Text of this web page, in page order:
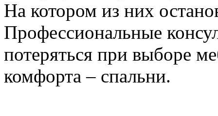
На котором из них
Профессиональные
потеряться при выборе
комфорта – спальни.